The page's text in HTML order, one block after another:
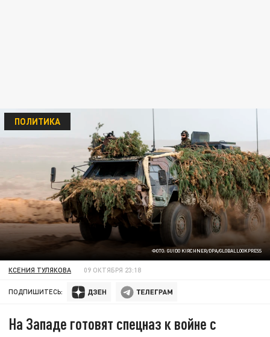
ФОТО: GUIDO KIRCHNER/DPA/GLOBALLOOKPRESS
ПОЛИТИКА
КСЕНИЯ ТУЛЯКОВА 09 ОКТЯБРЯ 23:18
ПОДПИШИТЕСЬ:
На Западе готовят спецназ к войне с